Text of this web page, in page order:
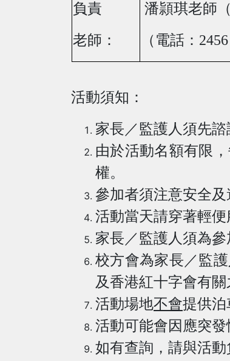
負責
老師：
潘頴琪老師
（電話：
活動須知：
家長／監護人須先諮
由於活動名額有限
權。
參加者須注意安全
活動當天請穿著輕便
家長／監護人須為
校方會為家長／監
及香港紅十字會有
活動場地不會提供泊
活動可能會因應突發
如有查詢，請與活動